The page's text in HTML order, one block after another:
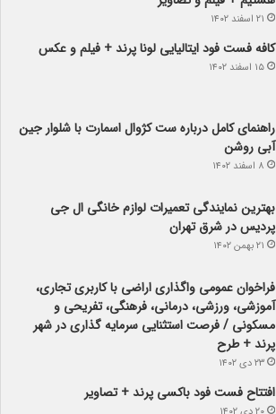
۲۱ اسفند ۱۴۰۲
کافه فست فود ایتالیایی لونا پرند + فیلم و عکس
۱۵ اسفند ۱۴۰۲
راهنمای کامل درباره ست کژوال اسمارت با شلوار جین
آبی روشن
۸ اسفند ۱۴۰۲
بهترین نمایندگی تعمیرات لوازم خانگی ال جی
پردیس در شرق تهران
۲۱ بهمن ۱۴۰۲
فراخوان عمومی واگذاری اراضی با کاربری تجاری،
آموزشی، ورزشی، درمانی، فرهنگی، تفریحی و
مسکونی / فرصت استثنایی سرمایه گذاری در شهر
پرند + طرح
۲۳ دی ۱۴۰۲
افتتاح فست فود باکسی پرند + تصاویر